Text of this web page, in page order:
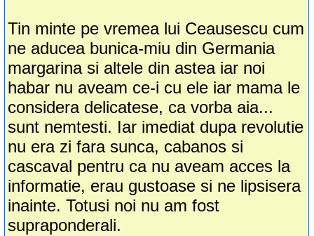
Tin minte pe vremea lui Ceausescu cum
ne aducea bunica-miu din Germania
margarina si altele din astea iar noi
habar nu aveam ce-i cu ele iar mama le
considera delicatese, ca vorba aia...
sunt nemtesti. Iar imediat dupa revolutie
nu era zi fara sunca, cabanos si
cascaval pentru ca nu aveam acces la
informatie, erau gustoase si ne lipsisera
inainte. Totusi noi nu am fost
supraponderali.